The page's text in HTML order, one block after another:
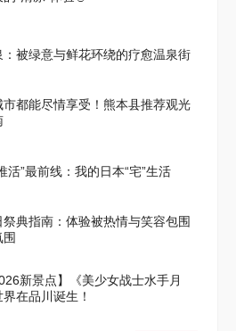
：被绿意与鲜花环绕的疗愈温泉街
市都能尽情享受！熊本县推荐观光
活”最前线：我的日本“宅”生活
典指南：体验被热情与笑容包围
围
新景点】《美少女战士水手月
在品川诞生！